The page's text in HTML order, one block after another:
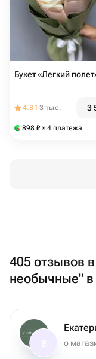
Букет «Легкий
4.81 3 тыс. 3
898 ₽ × 4 платежа
405 отзывов
необычные" в
о